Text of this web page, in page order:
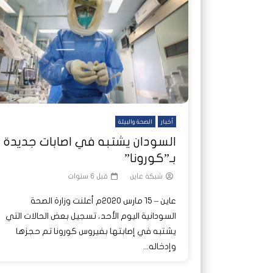
شاهد
عملتان وتطبيق مصرفي واحد.. كيف
تشظى النظام المصرفي في حرب
السودان؟
تصدر
ديون
شاهد
عملتان وتطبيق مصرفي واحد.. كيف
تشظى النظام المصرفي في حرب
السودان؟
هجمات
على
أخبار الصحة والبيئة
السودان يشتبه في اصابات جديدة
بـ”كورونا”
شبكة عاين قبل 6 سنوات
عاين – 15 مارس 2020م أعلنت وزارة الصحة
السودانية اليوم الأحد، تسجيل بعض الحالات التي
يشتبه في إصابتها بفيروس كورونا تم حجزها
وإدخاله...